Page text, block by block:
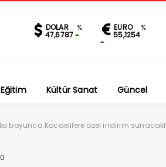
DOLAR %
47,6787
EURO %
55,1254
Eğitim Kültür Sanat Güncel
boyunca Kocaelilere özel indirim